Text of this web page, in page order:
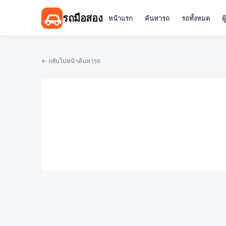
รถมือสอง หน้าแรก ค้นหารถ รถทั้งหมด
← กลับไปหน้าค้นหารถ